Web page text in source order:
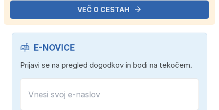
VEČ O CESTAH
E-NOVICE
Prijavi se na pregled dogodkov in bodi na tekočem.